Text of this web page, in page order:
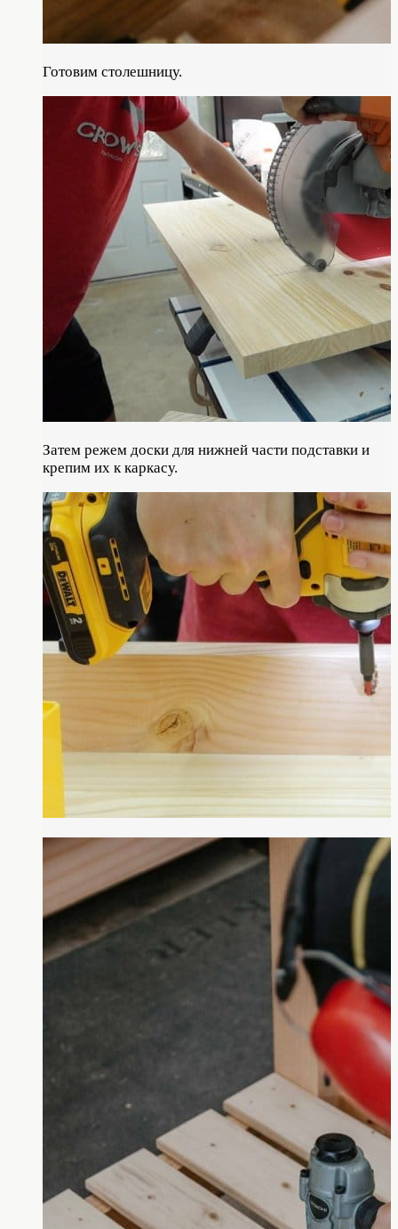
Готовим столешницу.
Затем режем доски для нижней части подставки и
крепим их к каркасу.